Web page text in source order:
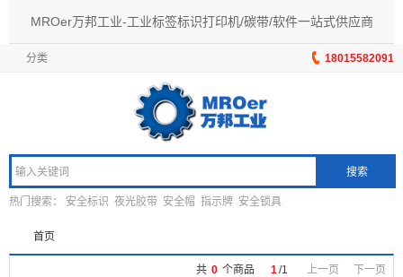
MROer万邦工业-工业标签标识打印机/碳带/软件一站式供应商
18015582091
分类
搜索
热门搜索： 安全标识 夜光胶带 安全帽 指示牌 安全锁具
首页
共 0 个商品 1 /1 上一页 下一页